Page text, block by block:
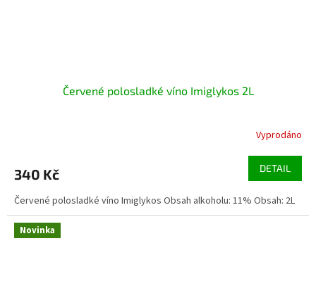
Červené polosladké víno Imiglykos 2L
Vyprodáno
340 Kč DETAIL
Červené polosladké víno Imiglykos Obsah alkoholu: 11% Obsah: 2L
Novinka